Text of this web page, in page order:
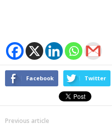
Facebook Twitter
Previous article